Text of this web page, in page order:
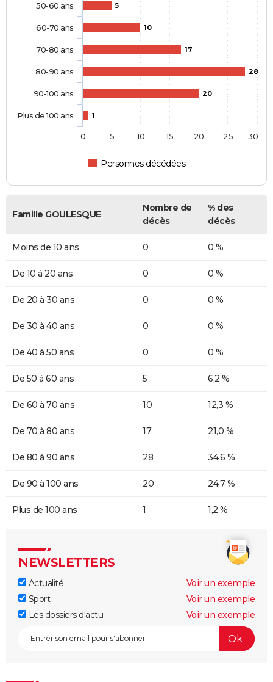
5
10
17
28
20
1
Personnes décédées
50-60 ans
60-70 ans
70-80 ans
80-90 ans
90-100 ans
Plus de 100 ans
0 5 10 15 20 25 30
Famille GOULESQUE
Nombre de
décès
% des
décès
Moins de 10 ans 0 0 %
De 10 à 20 ans 0 0 %
De 20 à 30 ans 0 0 %
De 30 à 40 ans 0 0 %
De 40 à 50 ans 0 0 %
De 50 à 60 ans 5 6,2 %
De 60 à 70 ans 10 12,3 %
De 70 à 80 ans 17 21,0 %
De 80 à 90 ans 28 34,6 %
De 90 à 100 ans 20 24,7 %
Plus de 100 ans 1 1,2 %
NEWSLETTERS
Actualité
Voir un exemple
Sport
Voir un exemple
Les dossiers d'actu
Voir un exemple